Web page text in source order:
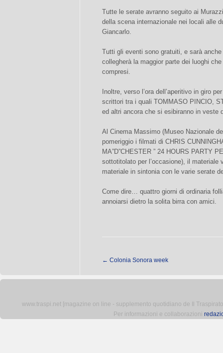
Tutte le serate avranno seguito ai
della scena internazionale nei locali alle
Giancarlo.
Tutti gli eventi sono gratuiti, e sarà
collegherà la maggior parte dei luoghi
compresi.
Inoltre, verso l’ora dell’aperitivo in giro
scrittori tra i quali TOMMASO PINCIO,
ed altri ancora che si esibiranno in veste
Al Cinema Massimo (Museo Nazionale
pomeriggio i filmati di CHRIS
MA”D”CHESTER ” 24 HOURS PARTY
sottotitolato per l’occasione), il
materiale in sintonia con le varie serate
Come dire… quattro giorni di ordinaria
annoiarsi dietro la solita birra con amici.
← Colonia Sonora week
www.traspi.net [magazine on line - supplemento quotidiano de Il
Per informazioni e collaborazioni